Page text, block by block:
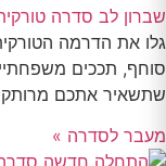
שברון לב סדרה
גלו את הדרמה
סוחף, תככים
שתשאיר אתכם
מעבר לסדרה »